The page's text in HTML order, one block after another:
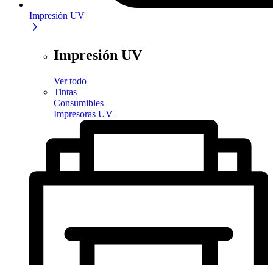
Impresión UV
Impresión UV
Ver todo
Tintas
Consumibles
Impresoras UV